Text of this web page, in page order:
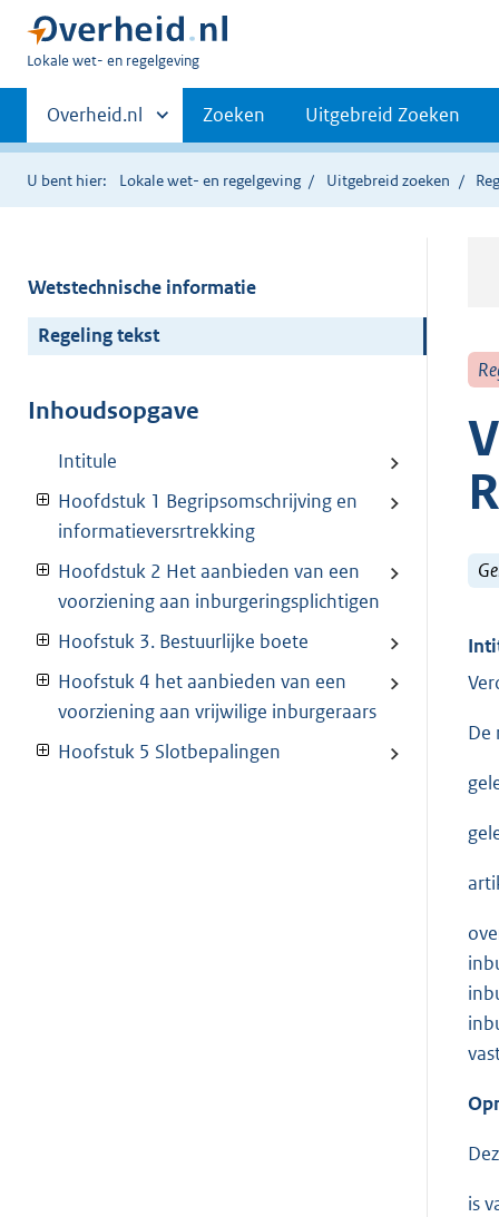
U
hier:
Lokale wet- en regelgeving
Primaire
navigatie
Andere
sites
binnen
Overheid.nl Zoeken Uitgebreid Zoeken
U bent hier: Lokale wet- en regelgeving Uitgebreid zoeken
Wetstechnische informatie
Regeling tekst
Inhoudsopgave
Intitule
Hoofdstuk 1 Begripsomschrijving en
informatieversrtrekking
Hoofdstuk 2 Het aanbieden van een
voorziening aan inburgeringsplichtigen
Hoofstuk 3. Bestuurlijke boete
Hoofstuk 4 het aanbieden van een
voorziening aan vrijwilige inburgeraars
Hoofstuk 5 Slotbepalingen
De
is